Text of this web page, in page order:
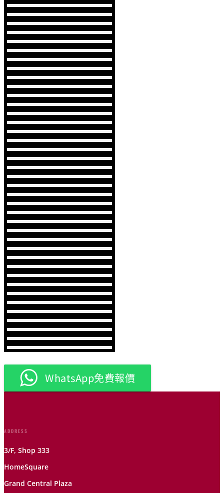
WhatsApp免費報價
ADDRESS
3/F, Shop 333
HomeSquare
Grand Central Plaza